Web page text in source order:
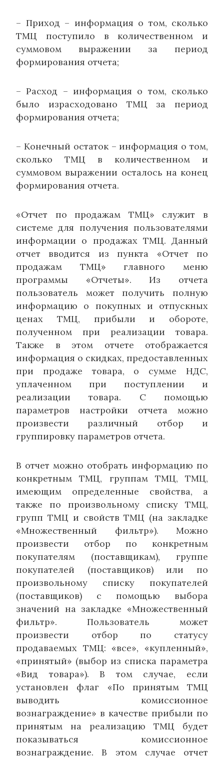
– Приход – информация о том, сколько
ТМЦ поступило в количественном и
суммовом выражении за период
формирования отчета;
– Расход – информация о том, сколько
было израсходовано ТМЦ за период
формирования отчета;
– Конечный остаток – информация о том,
сколько ТМЦ в количественном и
суммовом выражении осталось на конец
формирования отчета.
«Отчет по продажам ТМЦ» служит в
системе для получения пользователями
информации о продажах ТМЦ. Данный
отчет вводится из пункта «Отчет по
продажам ТМЦ» главного меню
программы «Отчеты». Из отчета
пользователь может получить полную
информацию о покупных и отпускных
ценах ТМЦ, прибыли и обороте,
полученном при реализации товара.
Также в этом отчете отображается
информация о скидках, предоставленных
при продаже товара, о сумме НДС,
уплаченном при поступлении и
реализации товара. С помощью
параметров настройки отчета можно
произвести различный отбор и
группировку параметров отчета.
В отчет можно отобрать информацию по
конкретным ТМЦ, группам ТМЦ, ТМЦ,
имеющим определенные свойства, а
также по произвольному списку ТМЦ,
групп ТМЦ и свойств ТМЦ (на закладке
«Множественный фильтр»). Можно
произвести отбор по конкретным
покупателям (поставщикам), группе
покупателей (поставщиков) или по
произвольному списку покупателей
(поставщиков) с помощью выбора
значений на закладке «Множественный
фильтр». Пользователь может
произвести отбор по статусу
продаваемых ТМЦ: «все», «купленный»,
«принятый» (выбор из списка параметра
«Вид товара»). В том случае, если
установлен флаг «По принятым ТМЦ
выводить комиссионное
вознаграждение» в качестве прибыли по
принятым на реализацию ТМЦ будет
показываться комиссионное
вознаграждение. В этом случае отчет